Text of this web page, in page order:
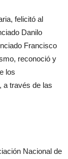
felicitó al
Danilo
Francisco
reconoció y
los
a través de las
Nacional de